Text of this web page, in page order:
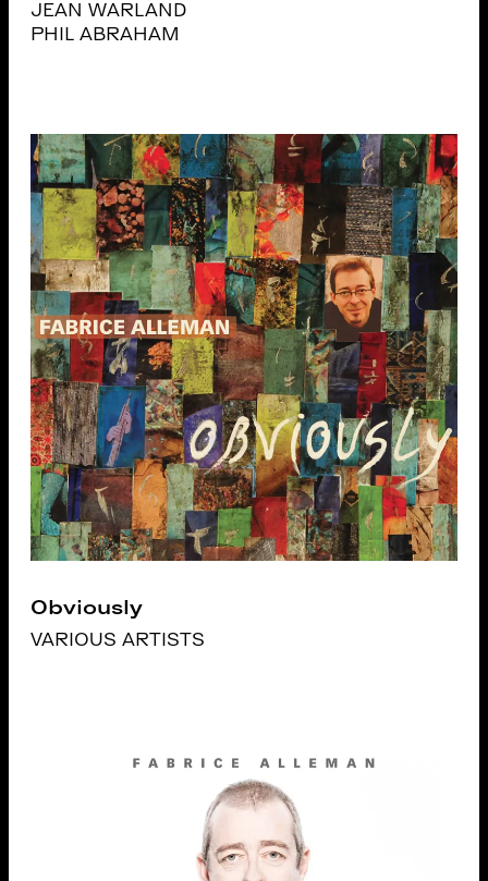
JEAN WARLAND
PHIL ABRAHAM
Obviously
VARIOUS ARTISTS